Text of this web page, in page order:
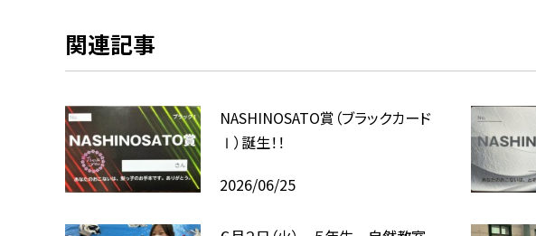
関連記事
NASHINOSATO賞（ブラックカード
Ⅰ）誕生！！
2026/06/25